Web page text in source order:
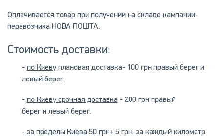
Оплачивается товар при получении на складе кампании-
перевозчика НОВА ПОШТА.
Стоимость доставки:
- по Киевуплановая доставка- 100 грн правый берег и
левый берег.
- по Киеву срочная доставка- 200 грн правый
берег и левый берег.
- за пределы Киева50 грн+ 5 грн. за каждый километр